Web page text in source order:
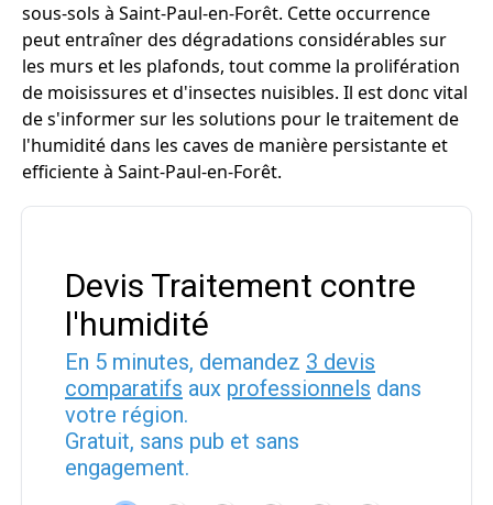
sous-sols à Saint-Paul-en-Forêt. Cette occurrence
peut entraîner des dégradations considérables sur
les murs et les plafonds, tout comme la prolifération
de moisissures et d'insectes nuisibles. Il est donc vital
de s'informer sur les solutions pour le traitement de
l'humidité dans les caves de manière persistante et
efficiente à Saint-Paul-en-Forêt.
Devis Traitement contre
l'humidité
En 5 minutes, demandez 3 devis
comparatifs aux professionnels dans
votre région.
Gratuit, sans pub et sans
engagement.